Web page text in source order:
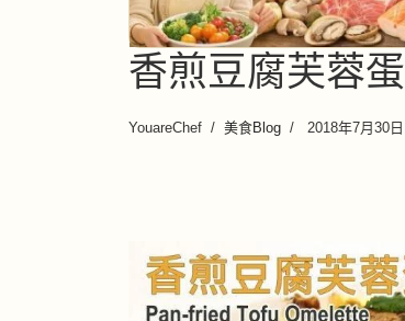
香煎豆腐芙蓉蛋
YouareChef 美食Blog 2018年7月30日